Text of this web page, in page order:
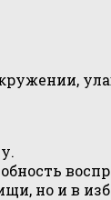
но и в